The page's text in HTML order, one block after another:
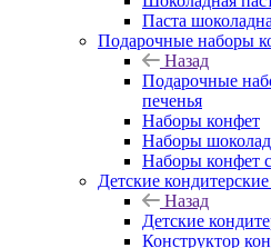
Паста
Подарочные наборы
Назад
Подарочные
печенья
Наборы конфет
Наборы
Наборы конфет
Детские
Назад
Детские
Конструктор